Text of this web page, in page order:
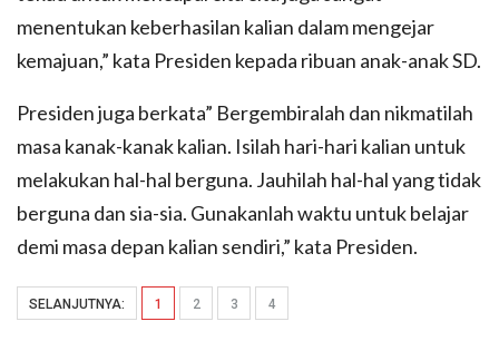
menentukan keberhasilan kalian dalam mengejar
kemajuan,” kata Presiden kepada ribuan anak-anak SD.
Presiden juga berkata” Bergembiralah dan nikmatilah
masa kanak-kanak kalian. Isilah hari-hari kalian untuk
melakukan hal-hal berguna. Jauhilah hal-hal yang tidak
berguna dan sia-sia. Gunakanlah waktu untuk belajar
demi masa depan kalian sendiri,” kata Presiden.
SELANJUTNYA: 1 2 3 4